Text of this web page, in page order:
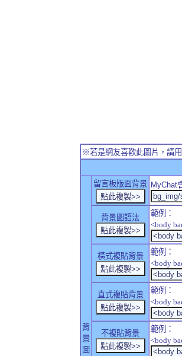
※若是網友喜歡此圖片，請
背
景
圖
留言板版面背景 MyChat
背景圖語法
範例：
<body
橫式複貼背景
範例：
<body
直式複貼背景
範例：
<body
不複貼背景
範例：
<body